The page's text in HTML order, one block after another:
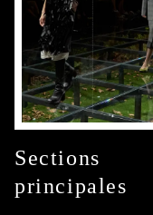
Sections
principales